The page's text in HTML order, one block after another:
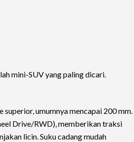
mini-SUV yang paling dicari.
umumnya mencapai 200 mm.
Drive/RWD), memberikan traksi
licin. Suku cadang mudah